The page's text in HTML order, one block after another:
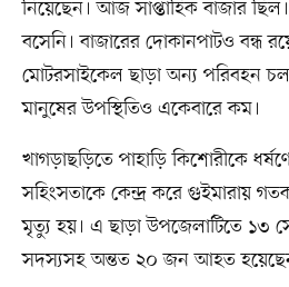
নিয়েছেন। আজ সাপ্তাহিক বাজার
বসেনি। বাজারের দোকানপাটও বন্ধ
মোটরসাইকেল ছাড়া অন্য পরিবহন
মানুষের উপস্থিতিও একেবারে কম।
খাগড়াছড়িতে পাহাড়ি কিশোরীকে
সহিংসতাকে কেন্দ্র করে গুইমারায়
মৃত্যু হয়। এ ছাড়া উপজেলাটিতে ১৩
সদস্যসহ অন্তত ২০ জন আহত